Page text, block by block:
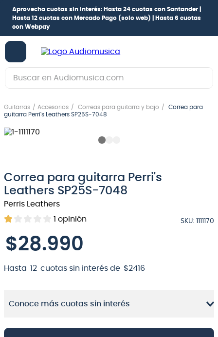
Aprovecha cuotas sin interés: Hasta 24 cuotas con Santander |
Hasta 12 cuotas con Mercado Pago (solo web) |
Hasta 6 cuotas
con Webpay
Buscar en Audiomusica.com
Guitarras Accesorios Correas para guitarra y bajo
Correa para
guitarra Perri's Leathers SP25S-7048
Correa para guitarra Perri's
Leathers SP25S-7048
Perris Leathers
1 opinión SKU: 1111170
$28.990
Hasta 12 cuotas sin interés de $2416
Conoce más cuotas sin interés
1.
guitarra electrica
2.
bajo
5.
amplificador
guitarra
9 .
micrófono
10. violin